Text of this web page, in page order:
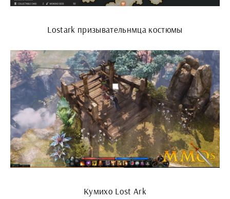
Lostark призывательнмца костюмы
Кумихо Lost Ark